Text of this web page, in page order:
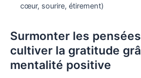
cœur, sourire, étirement)
Surmonter les
cultiver la gratitude
mentalité positive